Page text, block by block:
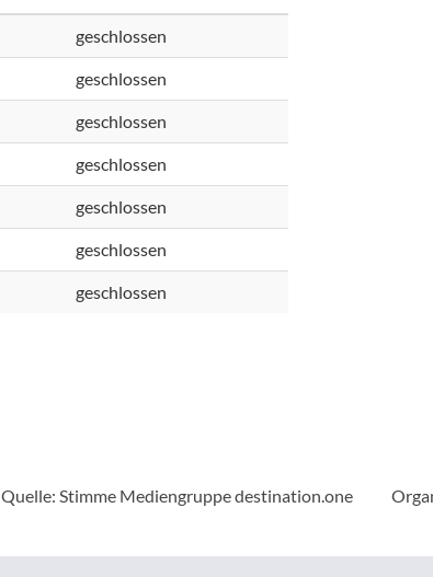
geschlossen
geschlossen
geschlossen
geschlossen
geschlossen
geschlossen
geschlossen
Quelle: Stimme Mediengruppedestination.one